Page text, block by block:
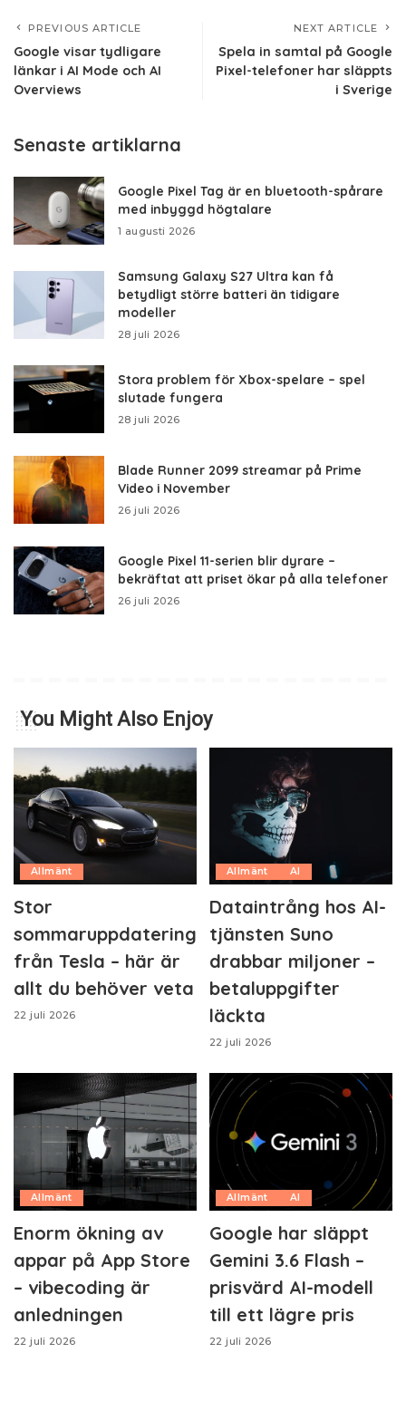
PREVIOUS ARTICLE
Google visar tydligare
länkar i AI Mode och AI
Overviews
NEXT ARTICLE
Spela in samtal på Google
Pixel-telefoner har släppts
i Sverige
Senaste artiklarna
Google Pixel Tag är en bluetooth-spårare
med inbyggd högtalare
1 augusti 2026
Samsung Galaxy S27 Ultra kan få
betydligt större batteri än tidigare
modeller
28 juli 2026
Stora problem för Xbox-spelare – spel
slutade fungera
28 juli 2026
Blade Runner 2099 streamar på Prime
Video i November
26 juli 2026
Google Pixel 11-serien blir dyrare –
bekräftat att priset ökar på alla telefoner
26 juli 2026
You Might Also Enjoy
Allmänt
Stor
sommaruppdatering
från Tesla – här är
allt du behöver veta
22 juli 2026
Allmänt AI
Dataintrång hos AI-
tjänsten Suno
drabbar miljoner –
betaluppgifter
läckta
22 juli 2026
Allmänt
Enorm ökning av
appar på App Store
– vibecoding är
anledningen
22 juli 2026
Allmänt AI
Google har släppt
Gemini 3.6 Flash –
prisvärd AI-modell
till ett lägre pris
22 juli 2026